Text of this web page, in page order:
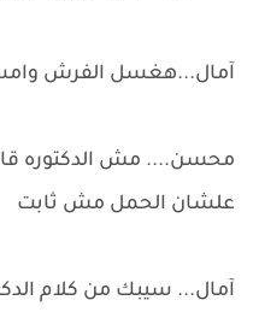
آمال...هغسل الفرش
محسن.... مش الدكتوره
علشان الحمل مش ثابت
آمال... سيبك من كلام